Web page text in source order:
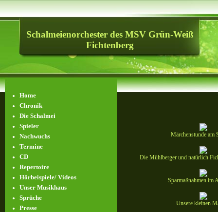
Schalmeienorchester des MSV Grün-Weiß
Fichtenberg
Home
Chronik
Die Schalmei
Spieler
Nachwuchs
Termine
CD
Repertoire
Hörbeispiele/ Videos
Unser Musikhaus
Sprüche
Presse
Märchenstunde am
Die Mühlberger und natürlich
Sparmaßnahmen im
Unsere kleinen